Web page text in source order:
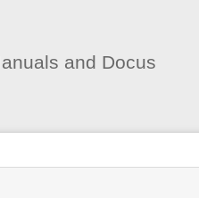
and Docus